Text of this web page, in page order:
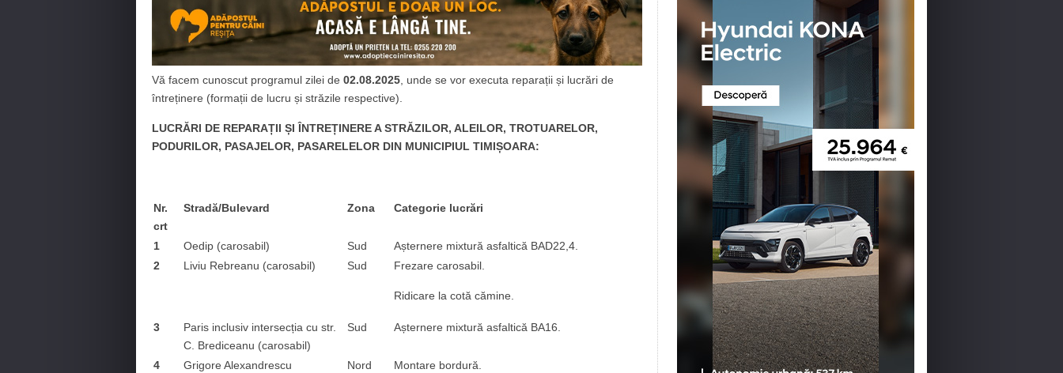
Vă facem cunoscut programul zilei de 02.08.2025 , unde se vor executa reparații și lucrări de
întreținere (formații de lucru și străzile respective).
LUCRĂRI DE REPARAȚII ȘI ÎNTREȚINERE A STRĂZILOR, ALEILOR, TROTUARELOR,
PODURILOR, PASAJELOR, PASARELELOR DIN MUNICIPIUL TIMIȘOARA:
Nr.
crt
Stradă/Bulevard Zona Categorie lucrări
1 Oedip (carosabil) Sud
Așternere mixtură asfaltică BAD22,4.
2
Liviu Rebreanu (carosabil) Sud Frezare carosabil.
Ridicare la cotă cămine.
3
Paris inclusiv intersecția cu str.
C. Brediceanu (carosabil)
Sud Așternere mixtură asfaltică BA16.
4
Grigore Alexandrescu
Nord Montare bordură.